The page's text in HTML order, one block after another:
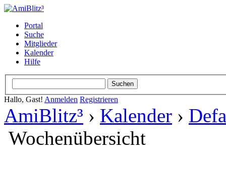
Portal
Suche
Mitglieder
Kalender
Hilfe
Hallo, Gast! Anmelden Registrieren
AmiBlitz³ › Kalender ›
Wochenübersicht